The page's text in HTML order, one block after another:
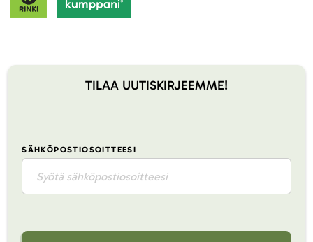
TILAA UUTISKIRJEEMME!
SÄHKÖPOSTIOSOITTEESI